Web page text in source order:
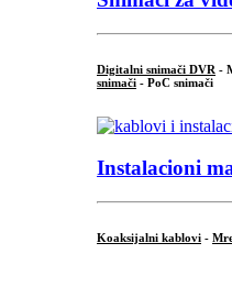
Digitalni snimači DVR -
snimači - PoC snimači
Instalacioni
Koaksijalni kablovi -